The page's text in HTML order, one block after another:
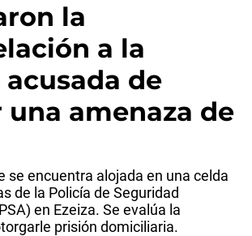
la
a la
de
una amenaza de
se encuentra alojada en una celda
de la Policía de Seguridad
en Ezeiza. Se evalúa la
prisión domiciliaria.